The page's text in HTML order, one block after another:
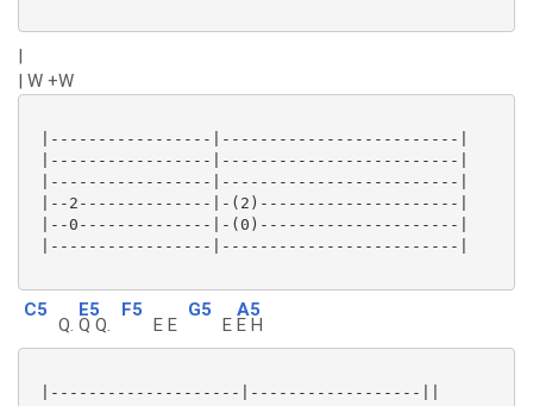
|
| W +W
|-----------------|-------------------------|
|-----------------|-------------------------|
|-----------------|-------------------------|
|--2--------------|-(2)---------------------|
|--0--------------|-(0)---------------------|
|-----------------|-------------------------|
C5
Q.
E5
Q Q.
F5
E E
G5
E
A5
E H
|--------------------|------------------||